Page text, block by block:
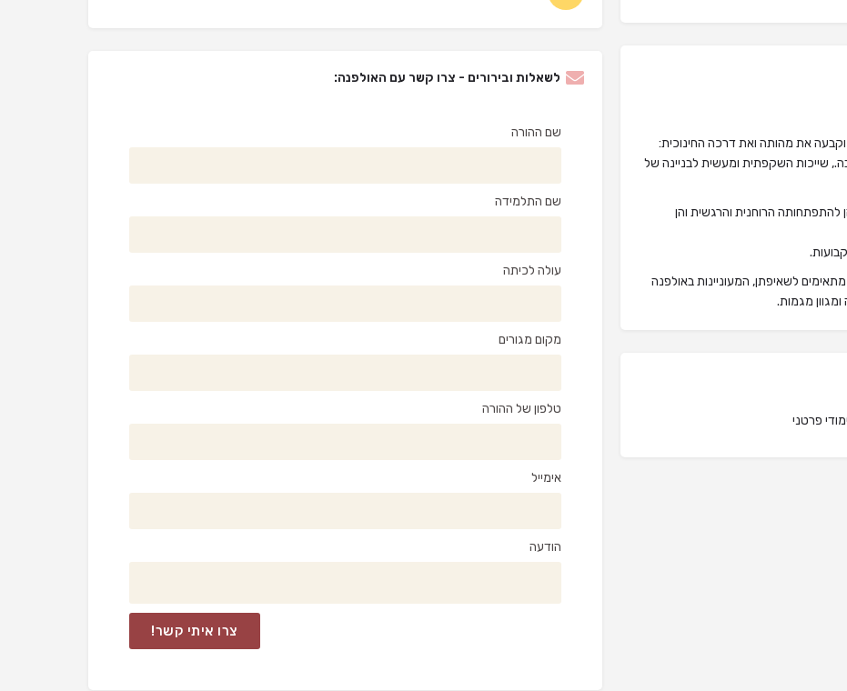
את מהותה ואת דרכה החינוכית:
שייכות השקפתית ומעשית לבניינה של
הרוחנית והרגשית והן
לשאיפתן, המעוניינות באולפנה
מגמות.
פרטני
לשאלות ובירורים - צרו קשר עם האולפנה:
שם ההורה
שם התלמידה
עולה לכיתה
מקום מגורים
טלפון של ההורה
אימייל
הודעה
צרו איתי קשר!